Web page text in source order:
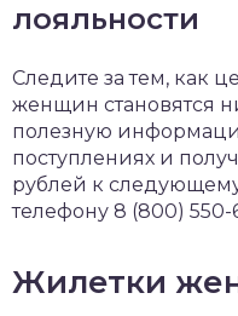
лояльности
Следите за тем, как
женщин становятся
полезную
поступлениях и
рублей к
телефону 8 (800) 550-
Жилетки